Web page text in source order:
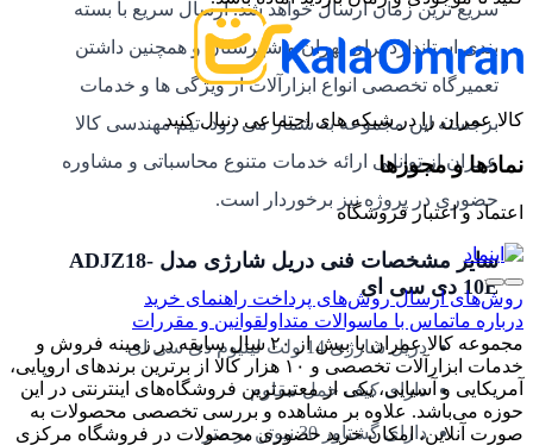
سریع ترین زمان ارسال خواهد شد. ارسال سریع با بسته
بندی استاندارد برای تهران و شهرستان و همچنین داشتن
تعمیرگاه تخصصی انواع ابزارآلات از ویژگی ها و خدمات
برجسته این مجموعه به شمار می رود. تیم مهندسی کالا
عمران از توانایی ارائه خدمات متنوع محاسباتی و مشاوره
حضوری در پروژه نیز برخوردار است.
سایر مشخصات فنی دریل شارژی مدل ADJZ18-
10E دی سی ای
دریل شارژی 14 ولت لیتیوم دی سی ای
دارای کیف حمل مقاوم
دارای گشتاور 30 نیوتن بر متر
کالا عمران را در شبکه های اجتماعی دنبال کنید
نمادها و مجوزها
اعتماد و اعتبار فروشگاه
روش‌های ارسالروش‌های پرداخت راهنمای خرید
درباره ماتماس با ماسوالات متداولقوانین و مقررات
مجموعه کالا عمران با بیش از ۲۰ سال سابقه در زمینه فروش و
خدمات ابزارآلات تخصصی و ۱۰ هزار کالا از برترین برندهای اروپایی،
آمریکایی و آسیایی، یکی از معتبرترین فروشگاه‌های اینترنتی در این
حوزه می‌باشد. علاوه بر مشاهده و بررسی تخصصی محصولات به
صورت آنلاین، امکان خرید حضوری محصولات در فروشگاه مرکزی